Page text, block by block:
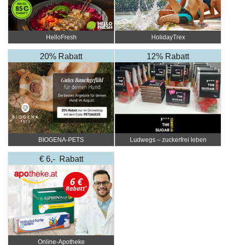
HelloFresh HolidayTrex
20% Rabatt
BIOGENA-PETS
12% Rabatt
Ludwegs – zuckerfrei leben
€ 6,- Rabatt
Online‑Apotheke